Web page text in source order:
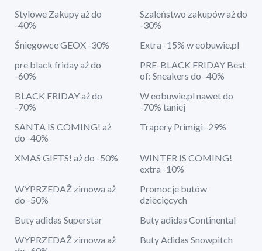
Stylowe Zakupy aż do
-40%
Szaleństwo zakupów aż do
-30%
Śniegowce GEOX -30%
Extra -15% w eobuwie.pl
pre black friday aż do
-60%
PRE-BLACK FRIDAY Best
of: Sneakers do -40%
BLACK FRIDAY aż do
-70%
W eobuwie.pl nawet do
-70% taniej
SANTA IS COMING! aż
do -40%
Trapery Primigi -29%
XMAS GIFTS! aż do -50%
WINTER IS COMING!
extra -10%
WYPRZEDAŻ zimowa aż
do -50%
Promocje butów
dziecięcych
Buty adidas Superstar
Buty adidas Continental
WYPRZEDAŻ zimowa aż
Buty Adidas Snowpitch